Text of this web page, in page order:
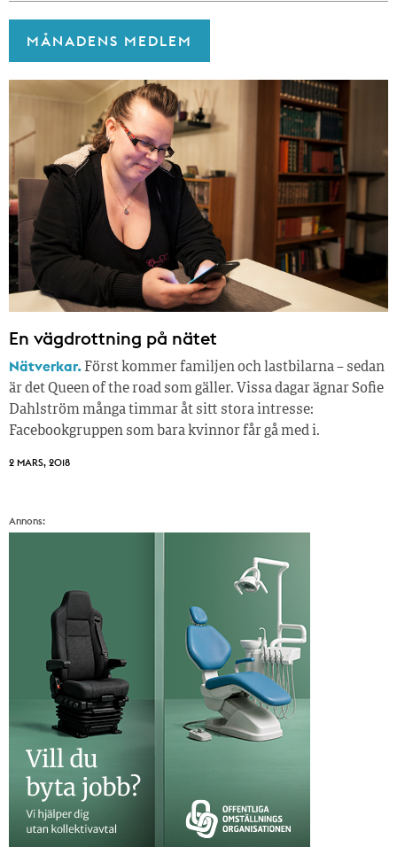
MÅNADENS MEDLEM
En vägdrottning på nätet
Nätverkar. Först kommer familjen och lastbilarna – sedan
är det Queen of the road som gäller. Vissa dagar ägnar Sofie
Dahlström många timmar åt sitt stora intresse:
Facebookgruppen som bara kvinnor får gå med i.
2 MARS, 2018
Annons: